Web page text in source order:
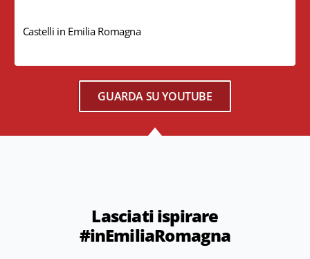
Castelli in Emilia Romagna
GUARDA SU YOUTUBE
Lasciati ispirare
#inEmiliaRomagna